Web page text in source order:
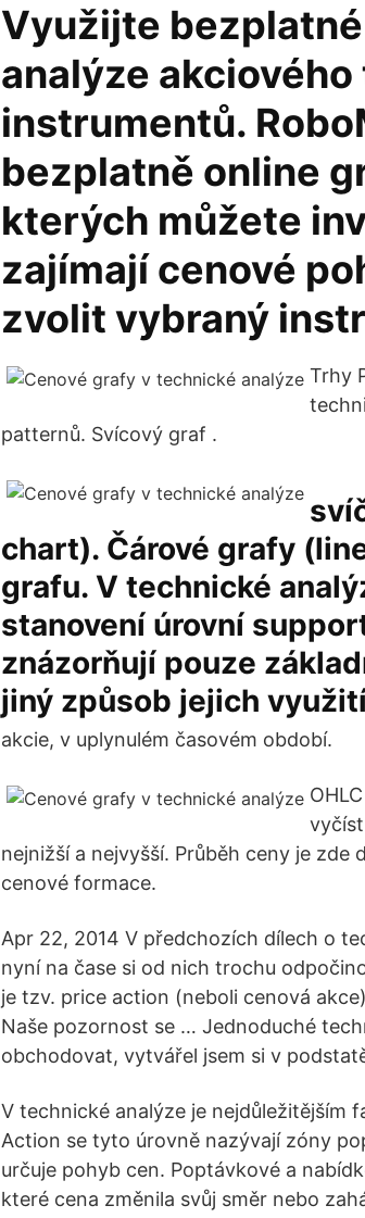
Využijte
analýze
instrumentů.
bezplatně online
kterých můžete
zajímají cenové
zvolit vybraný
Trhy
patternů. Svícový graf .
chart). Čárové grafy
grafu. V technické
stanovení úrovní
znázorňují pouze
jiný způsob jejich
akcie, v uplynulém časovém období.
nejnižší a nejvyšší. Průběh ceny je
cenové formace.
Apr 22, 2014 V předchozích dílech o
nyní na čase si od nich trochu
je tzv. price action (neboli cenová
Naše pozornost se … Jednoduché
obchodovat, vytvářel jsem si v
V technické analýze je nejdůležitějším
Action se tyto úrovně nazývají zóny
určuje pohyb cen. Poptávkové a
které cena změnila svůj směr nebo